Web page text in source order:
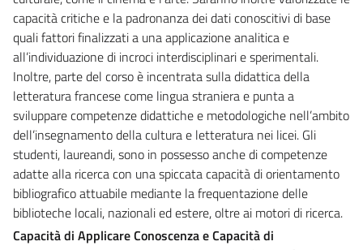
capacità critiche e la padronanza dei dati conoscitivi di base
quali fattori finalizzati a una applicazione analitica e
all’individuazione di incroci interdisciplinari e sperimentali.
Inoltre, parte del corso è incentrata sulla didattica della
letteratura francese come lingua straniera e punta a
sviluppare competenze didattiche e metodologiche nell’ambito
dell’insegnamento della cultura e letteratura nei licei. Gli
studenti, laureandi, sono in possesso anche di competenze
adatte alla ricerca con una spiccata capacità di orientamento
bibliografico attuabile mediante la frequentazione delle
biblioteche locali, nazionali ed estere, oltre ai motori di ricerca.
Capacità di Applicare Conoscenza e Capacità di